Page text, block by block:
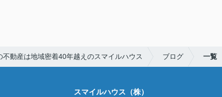
不動産は地域密着40年越えのスマイルハウス ブログ 一覧
スマイルハウス（株）